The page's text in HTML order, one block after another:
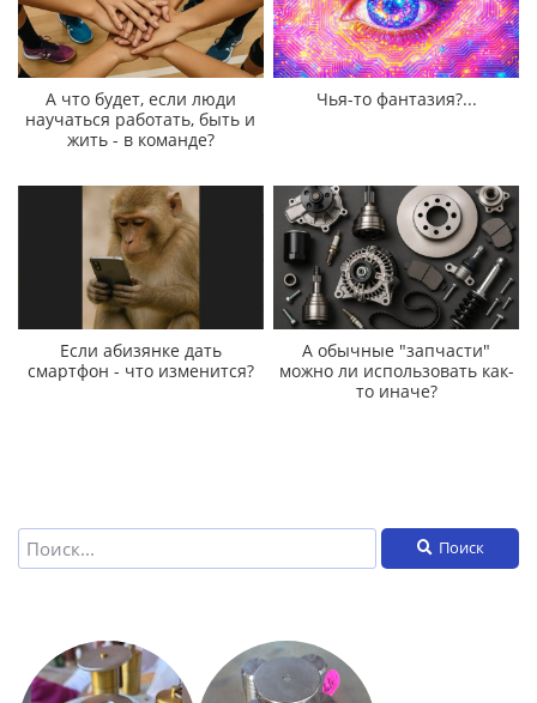
А что будет, если люди
научаться работать, быть и
жить - в команде?
Чья-то фантазия?...
Если абизянке дать
смартфон - что изменится?
А обычные "запчасти"
можно ли использовать как-
то иначе?
Поиск